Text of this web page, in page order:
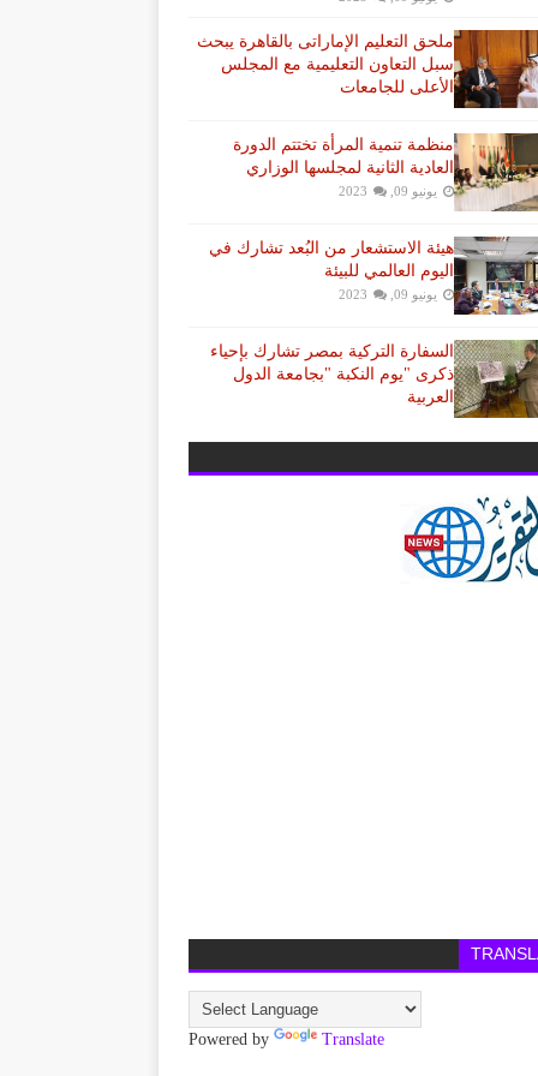
ملحق التعليم الإماراتى بالقاهرة يبحث
سبل التعاون التعليمية مع المجلس
الأعلى للجامعات
منظمة تنمية المرأة تختتم الدورة
العادية الثانية لمجلسها الوزاري
يونيو 09, 2023
هيئة الاستشعار من البُعد تشارك في
اليوم العالمي للبيئة
يونيو 09, 2023
السفارة التركية بمصر تشارك بإحياء
ذكرى "يوم النكبة "بجامعة الدول
العربية
Powered by Translate